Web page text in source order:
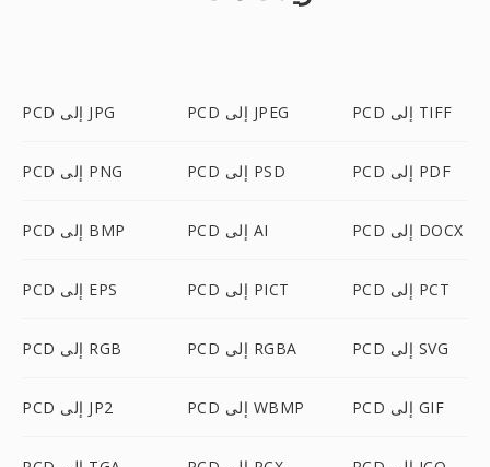
PCD إلى JPG PCD إلى JPEG PCD إلى TIFF
PCD إلى PNG PCD إلى PSD PCD إلى PDF
PCD إلى BMP PCD إلى AI PCD إلى DOCX
PCD إلى EPS PCD إلى PICT PCD إلى PCT
PCD إلى RGB PCD إلى RGBA PCD إلى SVG
PCD إلى JP2 PCD إلى WBMP PCD إلى GIF